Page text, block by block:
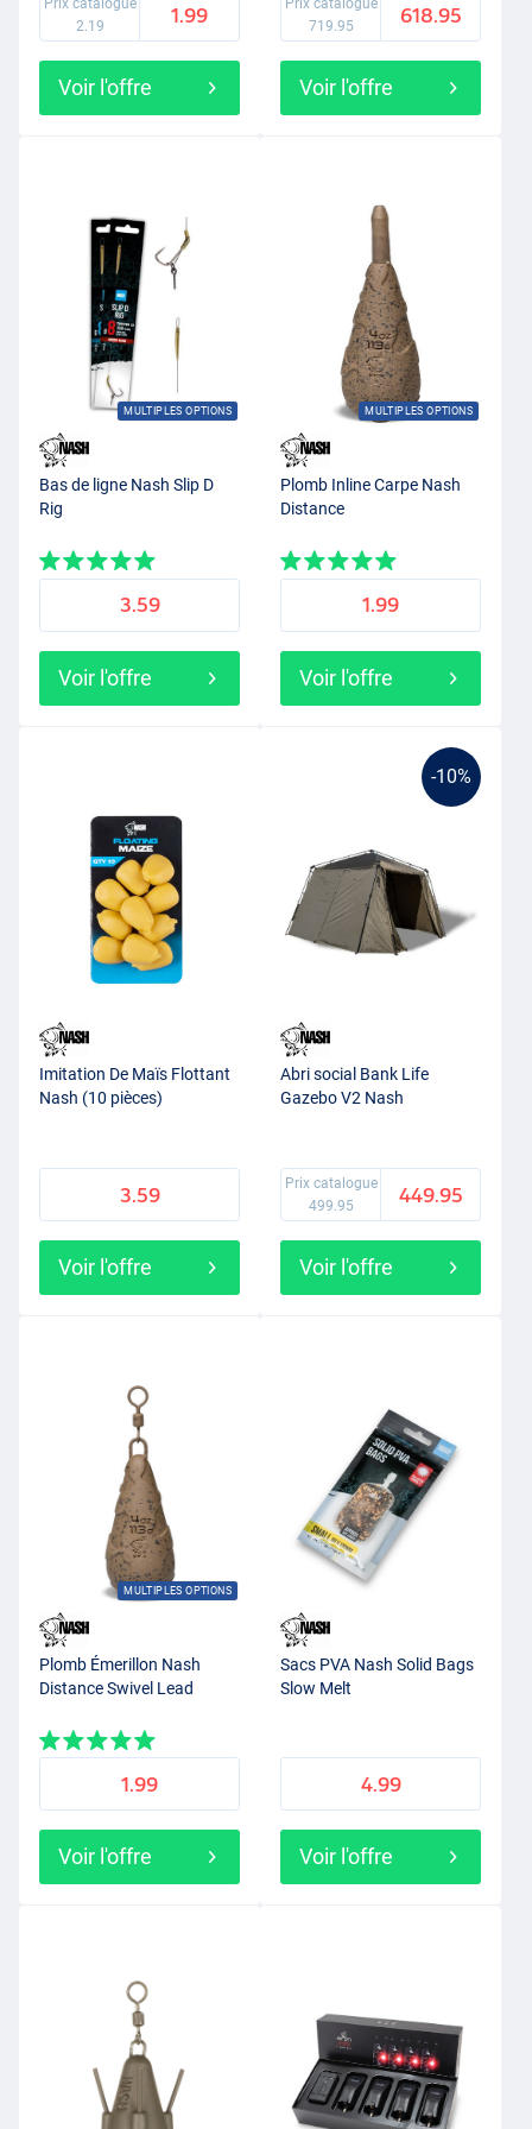
d'accoutumance, mais aussi immédiatement, les bouillettes font
leur travail très rapidement. La gamme d'appâts de Nash se
vraiment devenue une gamme complète. Pensez aux bouillettes,
Prix catalogue
2.19
1.99
Voir l'offre
Prix catalogue
719.95
618.95
Voir l'offre
MULTIPLES OPTIONS
Bas de ligne Nash Slip D
Rig
3.59
Voir l'offre
MULTIPLES OPTIONS
Plomb Inline Carpe Nash
Distance
1.99
Voir l'offre
Imitation De Maïs Flottant
Nash (10 pièces)
3.59
Voir l'offre
-10%
Abri social Bank Life
Gazebo V2 Nash
Prix catalogue
499.95
449.95
Voir l'offre
MULTIPLES OPTIONS
Plomb Émerillon Nash
Distance Swivel Lead
1.99
Voir l'offre
Sacs PVA Nash Solid Bags
Slow Melt
4.99
Voir l'offre